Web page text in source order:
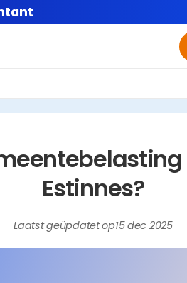
Estinnes?
Laatst geüpdatet op15 dec 2025